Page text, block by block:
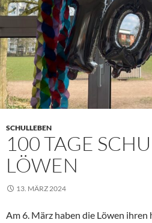
SCHULLEBEN
100 TAGE
LÖWEN
13. MÄRZ 2024
Am 6. März haben die Löwen ihren